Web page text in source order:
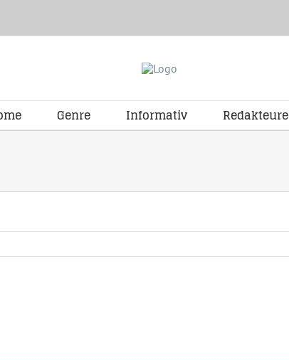
Genre Informativ Redakteure